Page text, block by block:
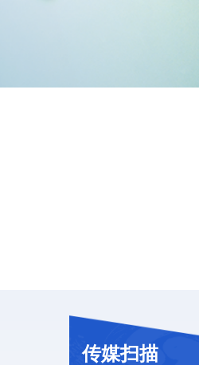
传媒扫描